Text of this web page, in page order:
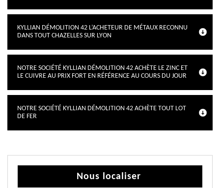
KYLLIAN DÉMOLITION 42 L’ACHETEUR DE MÉTAUX RECONNU
DANS TOUT CHAZELLES SUR LYON
NOTRE SOCIÉTÉ KYLLIAN DÉMOLITION 42 ACHÈTE LE ZINC ET
LE CUIVRE AU PRIX FORT EN RÉFÉRENCE AU COURS DU JOUR
NOTRE SOCIÉTÉ KYLLIAN DÉMOLITION 42 ACHÈTE TOUT LOT
DE FER
Nous localiser